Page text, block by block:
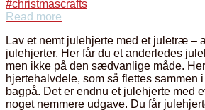
Read more
Lav et nemt julehjerte med et juletræ –
julehjerter. Her får du et anderledes
men ikke på den sædvanlige måde.
hjertehalvdele, som så flettes sammen
bagpå. Det er endnu et julehjerte med
noget nemmere udgave. Du får